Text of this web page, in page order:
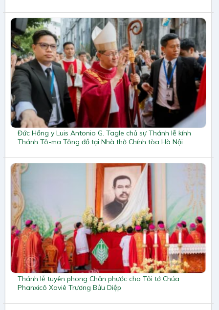
Đức Hồng y Luis Antonio G. Tagle chủ sự Thánh lễ kính
Thánh Tô-ma Tông đồ tại Nhà thờ Chính tòa Hà Nội
Thánh lễ tuyên phong Chân phước cho Tôi tớ Chúa
Phanxicô Xaviê Trương Bửu Diệp